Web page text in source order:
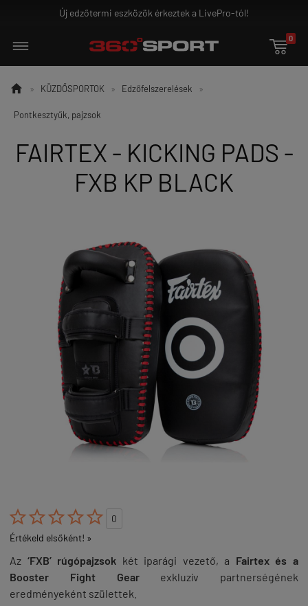
Új edzőtermi eszközök érkeztek a LivePro-tól!

0
 » KÜZDŐSPORTOK » Edzőfelszerelések »
Pontkesztyűk, pajzsok
FAIRTEX - KICKING PADS -
FXB KP BLACK

0
Értékeld elsőként! »
Az ‘FXB’ rúgópajzsok két iparági vezető, a Fairtex és a
Booster Fight Gearexkluzív partnerségének
eredményeként születtek.